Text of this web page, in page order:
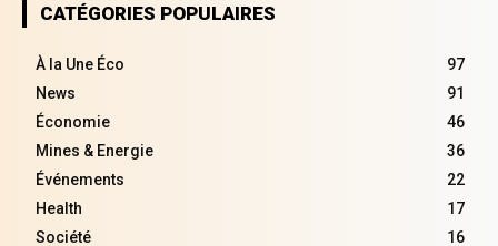
CATÉGORIES POPULAIRES
À la Une Éco
97
News
91
Économie
46
Mines & Energie
36
Événements
22
Health
17
Société
16